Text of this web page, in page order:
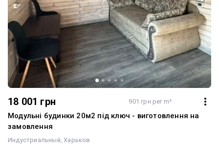
18 001 грн 901 грн per m²
Модульні будинки 20м2 під ключ - виготовлення на
замовлення
Индустриальный Харьков